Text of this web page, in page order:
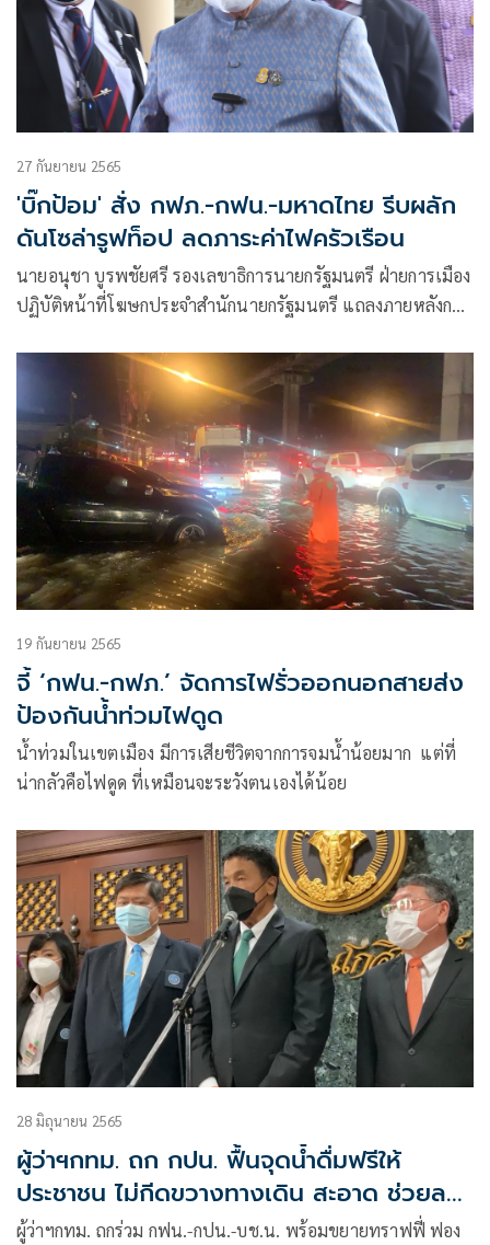
27 กันยายน 2565
'บิ๊กป้อม' สั่ง กฟภ.-กฟน.-มหาดไทย รีบผลัก
ดันโซล่ารูฟท็อป ลดภาระค่าไฟครัวเรือน
นายอนุชา บูรพชัยศรี รองเลขาธิการนายกรัฐมนตรี ฝ่ายการเมือง
ปฏิบัติหน้าที่โฆษกประจำสำนักนายกรัฐมนตรี แถลงภายหลังการ
วงษ์สุวรรณ รองนายกรัฐมนตรี และรักษาราชการแทนนายก
รัฐมนตรี ได้กำชับอีกครั้งเรื่องโซลาร์รูฟท็อป
19 กันยายน 2565
จี้ ‘กฟน.-กฟภ.’ จัดการไฟรั่วออกนอกสายส่ง
ป้องกันน้ำท่วมไฟดูด
น้ำท่วมในเขตเมือง มีการเสียชีวิตจากการจมน้ำน้อยมาก แต่ที่
น่ากลัวคือไฟดูด ที่เหมือนจะระวังตนเองได้น้อย
28 มิถุนายน 2565
ผู้ว่าฯกทม. ถก กปน. ฟื้นจุดน้ำดื่มฟรีให้
ประชาชน ไม่กีดขวางทางเดิน สะอาด ช่วยลด
ขวดพลาสติก
ผู้ว่าฯกทม. ถกร่วม กฟน.-กปน.-บช.น. พร้อมขยายทราฟฟี่ ฟอง